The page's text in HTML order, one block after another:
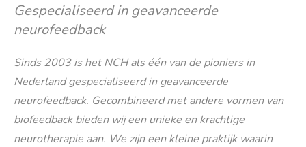
Gespecialiseerd in geavanceerde
neurofeedback
Sinds 2003 is het NCH als één van de pioniers in
Nederland gespecialiseerd in geavanceerde
neurofeedback. Gecombineerd met andere vormen van
biofeedback bieden wij een unieke en krachtige
neurotherapie aan. We zijn een kleine praktijk waarin